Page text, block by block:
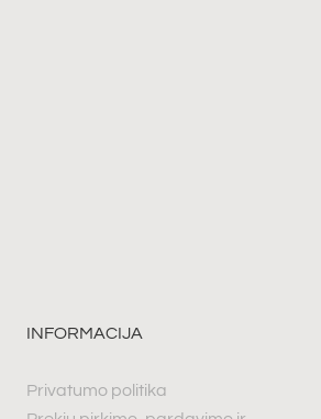
INFORMACIJA
Privatumo politika